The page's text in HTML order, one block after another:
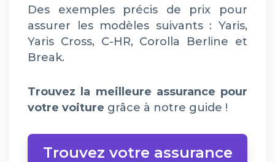
Des exemples précis de prix pour
assurer les modèles suivants : Yaris,
Yaris Cross, C-HR, Corolla Berline et
Break.
Trouvez la meilleure assurance pour
votre voiture grâce à notre guide !
Trouvez votre assurance